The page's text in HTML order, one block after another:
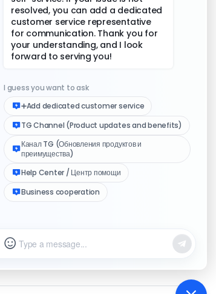
Быстрые ссылки
Центр помощи
Скачать клиент
Медиа-набор логотипа
Журнал изменений